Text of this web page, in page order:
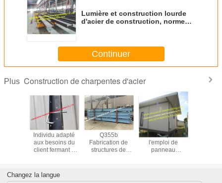
Lumière et construction lourde
d'acier de construction, norme
Continuer
Plus Construction de charpentes d'acier
Individu adapté
aux besoins du
client fermant à
en acier de
système ICFs
Q355b
Fabrication de
structures de
Chambre prête à
l'emploi de
panneau
préfabriqué léger
Changez la langue